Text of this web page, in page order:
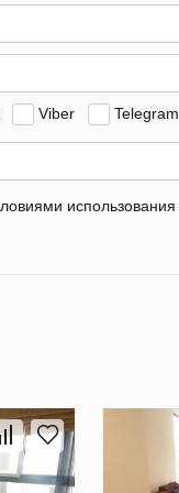
Viber Telegram
использования